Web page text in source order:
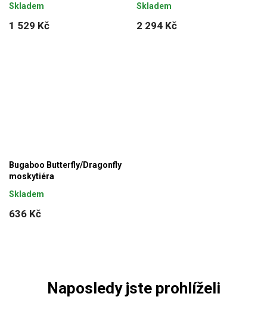
1 529 Kč
Skladem
2 294 Kč
Skladem
Bugaboo Butterfly/Dragonfly
moskytiéra
636 Kč
Skladem
Naposledy jste prohlíželi